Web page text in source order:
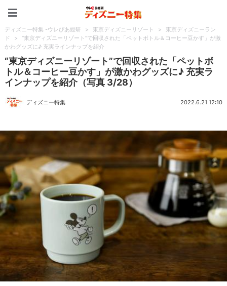
ディズニー特集 -ウレぴあ総研 > 東京ディズニーリゾート >
東京ディズニーラン
ド
>
“東京ディズニーリゾート”で回収された「ペットボトル＆コーヒー豆かす」が激
かわグッズに♪ 充実ラインナップを紹介
“東京ディズニーリゾート”で回収された「ペットボ
トル＆コーヒー豆かす」が激かわグッズに♪ 充実ラ
インナップを紹介（写真 3/28）
ディズニー特集 2022.6.21 12:10